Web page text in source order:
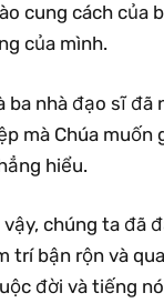
cung cách
của mình.
nhà đạo sĩ đã
mà Chúa
hiểu.
chúng ta đã
trí bận rộn và
đời và tiếng